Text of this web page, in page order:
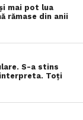
mai pot lua
rămase din anii
S-a stins
Toți